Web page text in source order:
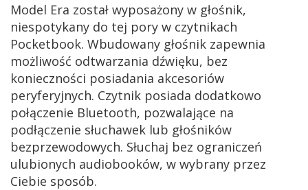
Model Era został wyposażony w głośnik,
niespotykany do tej pory w czytnikach
Pocketbook. Wbudowany głośnik zapewnia
możliwość odtwarzania dźwięku, bez
konieczności posiadania akcesoriów
peryferyjnych. Czytnik posiada dodatkowo
połączenie Bluetooth, pozwalające na
podłączenie słuchawek lub głośników
bezprzewodowych. Słuchaj bez ograniczeń
ulubionych audiobooków, w wybrany przez
Ciebie sposób.